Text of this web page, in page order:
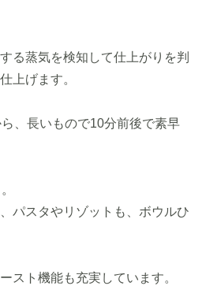
る蒸気を検知して仕上がりを判
上げます。
、長いもので10分前後で素早
パスタやリゾットも、ボウルひ
スト機能も充実しています。